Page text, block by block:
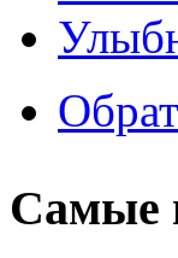
Самые